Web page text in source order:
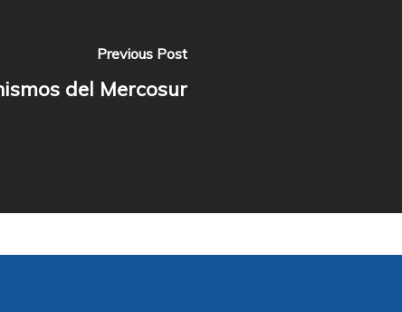
Previous Post
del Mercosur